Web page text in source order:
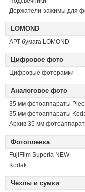
Держатели-зажимы для
LOMOND
АРТ бумага LOMOND
Цифровое фото
Цифровые фоторамки
Аналоговое фото
35 мм фотоаппараты
35 мм фотоаппараты
Архив 35 мм
Фотопленка
FujiFilm Superia NEW
Kodak
Чехлы и сумки